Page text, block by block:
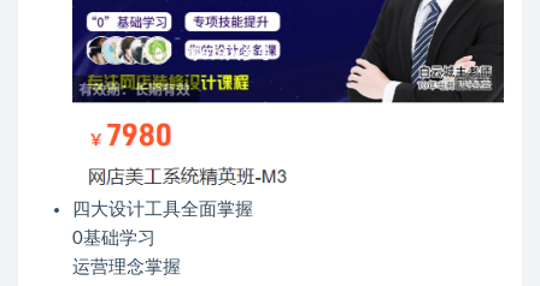
四大设计工具全面掌握
0基础学习
运营理念掌握